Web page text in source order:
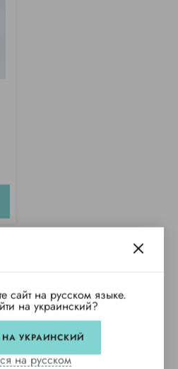
сайт на русском языке.
на украинский?
НА УКРАИНСКИЙ
на русском